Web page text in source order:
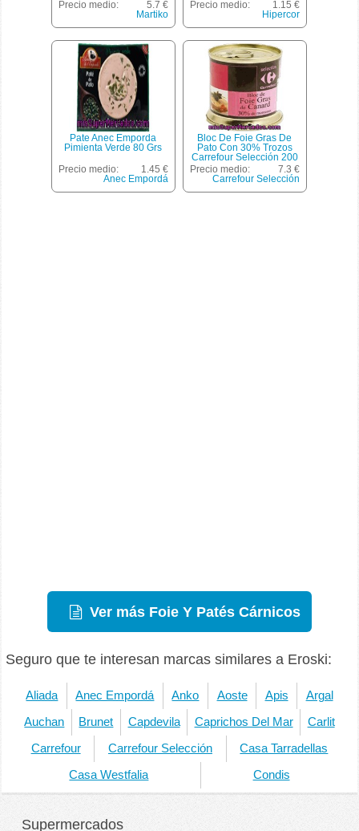
Precio medio:
5.7 €
Martiko
Precio medio:
1.15 €
Hipercor
Pate Anec Emporda
Pimienta Verde 80 Grs
Precio medio:
1.45 €
Anec Empordá
Bloc De Foie Gras De
Pato Con 30% Trozos
Carrefour Selección 200
G.
Precio medio:
7.3 €
Carrefour Selección
Ver más Foie Y Patés Cárnicos
Seguro que te interesan marcas similares a Eroski:
Aliada Anec Empordá Anko Aoste Apis Argal
Auchan Brunet Capdevila Caprichos Del Mar Carlit
Carrefour Carrefour Selección Casa Tarradellas
Casa Westfalia Condis
Supermercados